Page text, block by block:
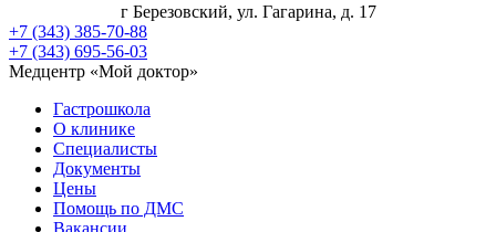
г Березовский, ул. Гагарина, д. 17
+7 (343) 385-70-88
+7 (343) 695-56-03
Медцентр «Мой доктор»
Гастрошкола
О клинике
Специалисты
Документы
Цены
Помощь по ДМС
Вакансии